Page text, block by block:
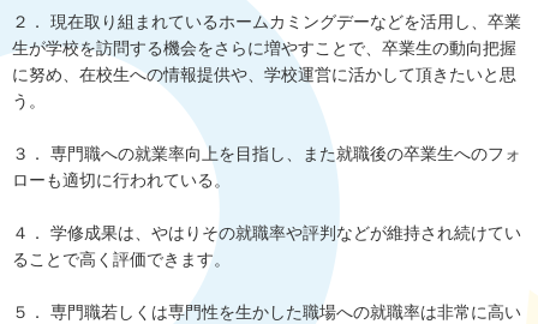
２． 現在取り組まれているホームカミングデーなどを活用し、卒業
生が学校を訪問する機会をさらに増やすことで、卒業生の動向把握
に努め、在校生への情報提供や、学校運営に活かして頂きたいと思
う。
３． 専門職への就業率向上を目指し、また就職後の卒業生へのフォ
ローも適切に行われている。
４． 学修成果は、やはりその就職率や評判などが維持され続けてい
ることで高く評価できます。
５． 専門職若しくは専門性を生かした職場への就職率は非常に高い